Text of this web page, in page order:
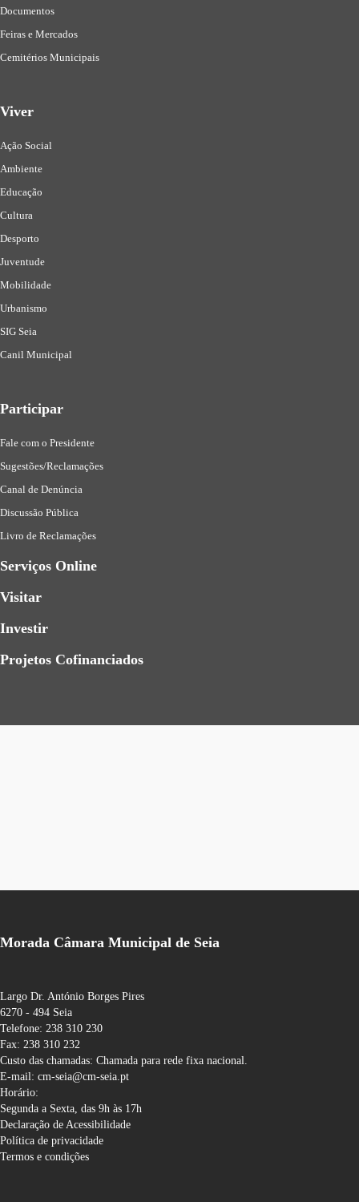
Documentos
Feiras e Mercados
Cemitérios Municipais
Viver
Ação Social
Ambiente
Educação
Cultura
Desporto
Juventude
Mobilidade
Urbanismo
SIG Seia
Canil Municipal
Participar
Fale com o Presidente
Sugestões/Reclamações
Canal de Denúncia
Discussão Pública
Livro de Reclamações
Serviços Online
Visitar
Investir
Projetos Cofinanciados
Morada Câmara Municipal de Seia
Largo Dr. António Borges Pires
6270 - 494 Seia
Telefone: 238 310 230
Fax: 238 310 232
Custo das chamadas: Chamada para rede fixa nacional.
E-mail: cm-seia@cm-seia.pt
Horário:
Segunda a Sexta, das 9h às 17h
Declaração de Acessibilidade
Política de privacidade
Termos e condições